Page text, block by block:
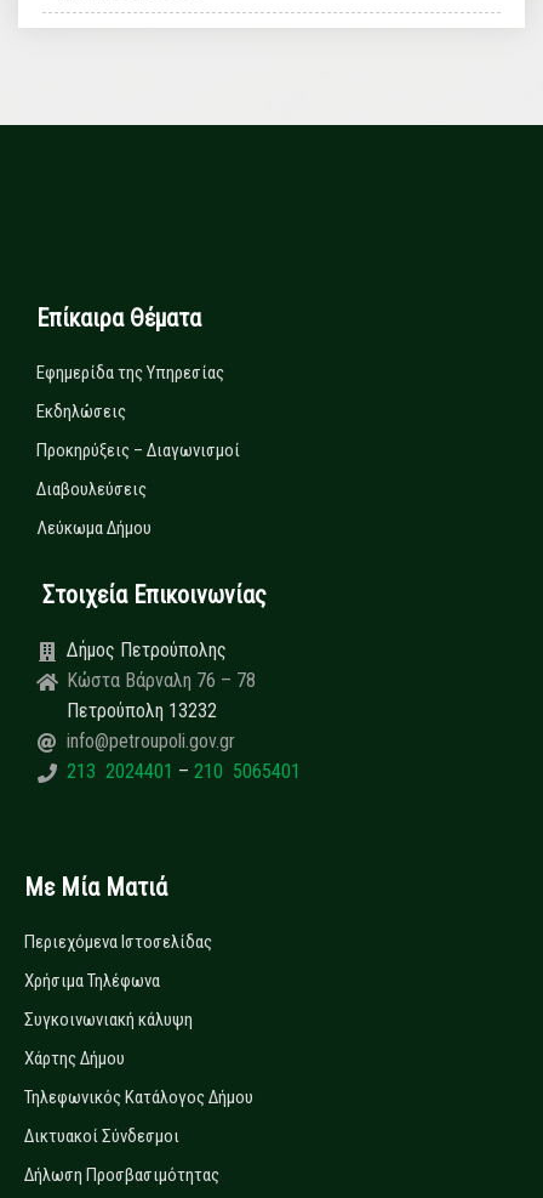
Επίκαιρα Θέματα
Εφημερίδα της Υπηρεσίας
Εκδηλώσεις
Προκηρύξεις – Διαγωνισμοί
Διαβουλεύσεις
Λεύκωμα Δήμου
Στοιχεία Επικοινωνίας
Δήμος Πετρούπολης
Κώστα Βάρναλη 76 – 78
Πετρούπολη 13232
info@petroupoli.gov.gr
213 2024401 – 210 5065401
Με Μία Ματιά
Περιεχόμενα Ιστοσελίδας
Χρήσιμα Τηλέφωνα
Συγκοινωνιακή κάλυψη
Χάρτης Δήμου
Τηλεφωνικός Κατάλογος Δήμου
Δικτυακοί Σύνδεσμοι
Δήλωση Προσβασιμότητας